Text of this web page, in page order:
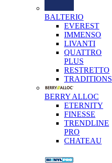
BALTERIO
EVEREST
IMMENSO
LIVANTI
QUATTRO
PLUS
RESTRETTO
TRADITIONS
BERRY ALLOC
ETERNITY
FINESSE
TRENDLINE
PRO
CHATEAU